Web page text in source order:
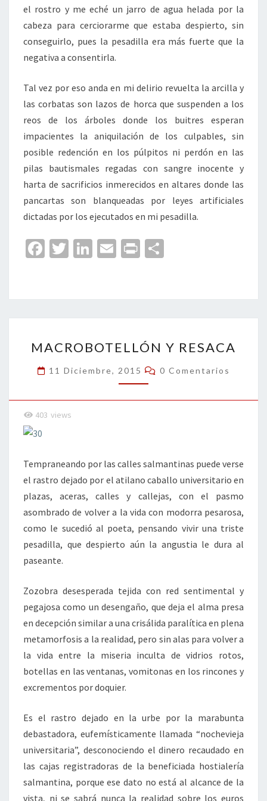
el rostro y me eché un jarro de agua helada por la
cabeza para cerciorarme que estaba despierto, sin
conseguirlo, pues la pesadilla era más fuerte que la
negativa a consentirla.
Tal vez por eso anda en mi delirio revuelta la arcilla y
las corbatas son lazos de horca que suspenden a los
reos de los árboles donde los buitres esperan
impacientes la aniquilación de los culpables, sin
posible redención en los púlpitos ni perdón en las
pilas bautismales regadas con sangre inocente y
harta de sacrificios inmerecidos en altares donde las
pancartas son blanqueadas por leyes artificiales
dictadas por los ejecutados en mi pesadilla.
Fa
o
o
k
T
er
Li
dI
n
E
l
Pr
p
ar
tir
Y
RESACA
MACROBOTELLÓN Y RESACA
11 Diciembre, 2015 Comentarios
0 Comentarios
403 views
Tempraneando por las calles salmantinas puede verse
el rastro dejado por el atilano caballo universitario en
plazas, aceras, calles y callejas, con el pasmo
asombrado de volver a la vida con modorra pesarosa,
como le sucedió al poeta, pensando vivir una triste
pesadilla, que despierto aún la angustia le dura al
paseante.
Zozobra desesperada tejida con red sentimental y
pegajosa como un desengaño, que deja el alma presa
en decepción similar a una crisálida paralítica en plena
metamorfosis a la realidad, pero sin alas para volver a
la vida entre la miseria inculta de vidrios rotos,
botellas en las ventanas, vomitonas en los rincones y
excrementos por doquier.
Es el rastro dejado en la urbe por la marabunta
debastadora, eufemísticamente llamada “nochevieja
universitaria”, desconociendo el dinero recaudado en
las cajas registradoras de la beneficiada hostialería
salmantina, porque ese dato no está al alcance de la
vista, ni se sabrá nunca la realidad sobre los euros